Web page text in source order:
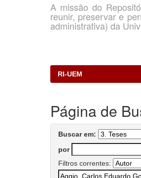
A missão do
reunir, preservar e
administrativa) da
RI-UEM
Página de
Buscar em:
por
Filtros correntes: